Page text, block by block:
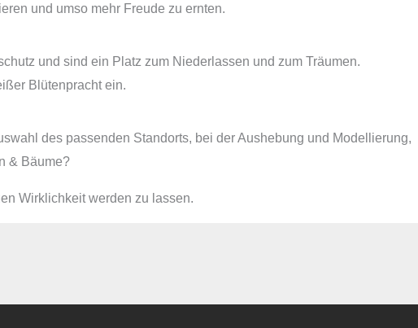
und umso mehr Freude zu ernten.
und sind ein Platz zum Niederlassen und zum Träumen.
Blütenpracht ein.
des passenden Standorts, bei der Aushebung und Modellierung,
Wirklichkeit werden zu lassen.
& Bäume?